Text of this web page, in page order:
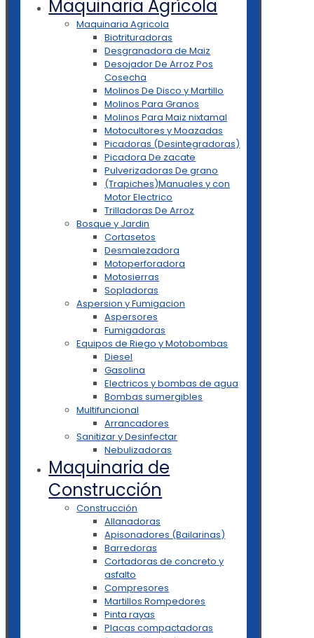
Maquinaria Agrícola
Maquinaria Agricola
Biotrituradoras
Desgranadora de Maiz
Desojador De Arroz Pos
Cosecha
Molinos De Disco y Martillo
Molinos Para Granos
Molinos Para Maiz nixtamal
Motocultores y Moazadas
Picadoras (Desintegradoras)
Picadora De zacate
Pulverizadoras De grano
(Trapiches)Manuales y con
Motor Electrico
Trilladoras De Arroz
Bosque y Jardin
Cortasetos
Desmalezadora
Motoperforadora
Motosierras
Sopladoras
Aspersion y Fumigacion
Aspersores
Fumigadoras
Equipos de Riego y Motobombas
Diesel
Gasolina
Electricos y bombas de agua
Bombas sumergibles
Multifuncional
Arrancadores
Sanitizar y Desinfectar
Nebulizadoras
Maquinaria de
Construcción
Construcción
Allanadoras
Apisonadores (Bailarinas)
Barredoras
Cortadoras de concreto y
asfalto
Compresores
Martillos Rompedores
Pinta rayas
Placas compactadoras